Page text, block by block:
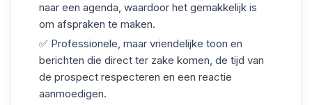
naar een agenda, waardoor het gemakkelijk is
om afspraken te maken.
✅ Professionele, maar vriendelijke toon en
berichten die direct ter zake komen, de tijd van
de prospect respecteren en een reactie
aanmoedigen.